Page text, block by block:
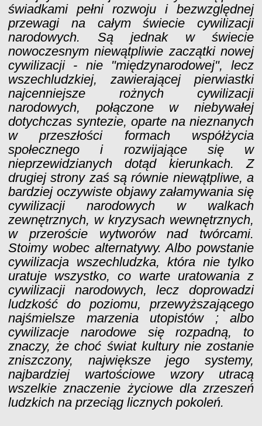
świadkami pełni rozwoju i bezwzględnej
przewagi na całym świecie cywilizacji
narodowych. Są jednak w świecie
nowoczesnym niewątpliwie zaczątki nowej
cywilizacji - nie "międzynarodowej", lecz
wszechludzkiej, zawierającej pierwiastki
najcenniejsze rożnych cywilizacji
narodowych, połączone w niebywałej
dotychczas syntezie, oparte na nieznanych
w przeszłości formach współżycia
społecznego i rozwijające się w
nieprzewidzianych dotąd kierunkach. Z
drugiej strony zaś są równie niewątpliwe, a
bardziej oczywiste objawy załamywania się
cywilizacji narodowych w walkach
zewnętrznych, w kryzysach wewnętrznych,
w przeroście wytworów nad twórcami.
Stoimy wobec alternatywy. Albo powstanie
cywilizacja wszechludzka, która nie tylko
uratuje wszystko, co warte uratowania z
cywilizacji narodowych, lecz doprowadzi
ludzkość do poziomu, przewyższającego
najśmielsze marzenia utopistów ; albo
cywilizacje narodowe się rozpadną, to
znaczy, że choć świat kultury nie zostanie
zniszczony, największe jego systemy,
najbardziej wartościowe wzory utracą
wszelkie znaczenie życiowe dla zrzeszeń
ludzkich na przeciąg licznych pokoleń.